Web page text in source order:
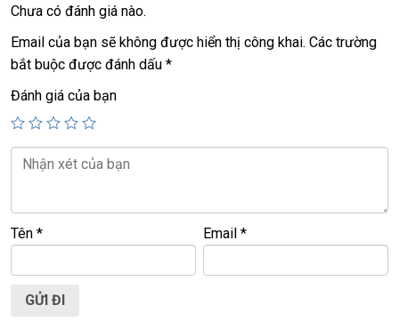
+ vga
Arc 140V (16GB) graphics
+ ram
32G ddr5
+ ssd256G (option 512G, 1T…)
+ lcd 13.8in (2304 X 1536) 120Hz,cảm ứng đa điểm
+ camera, 2 usb type C, face ID….
+ Pin 100%, mới sạc 22 lần 15h-20h
Giá :32.9tr
Chưa có đánh giá nào.
Email của bạn sẽ không được hiển thị công khai. Các trường
bắt buộc được đánh dấu *
Đánh giá của bạn
Tên * Email*